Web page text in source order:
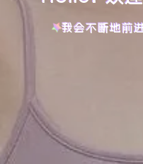
我会不断地前